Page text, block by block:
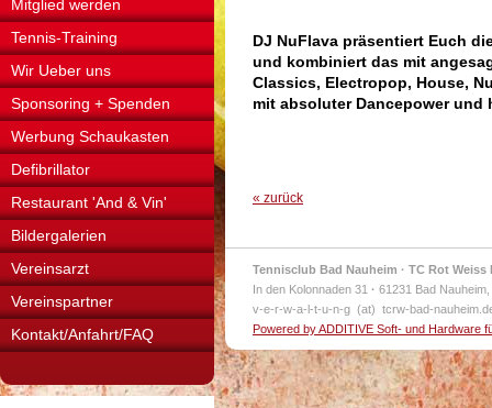
Mitglied werden
Tennis-Training
Wir Ueber uns
Sponsoring + Spenden
Werbung Schaukasten
Defibrillator
Restaurant 'And & Vin'
Bildergalerien
Vereinsarzt
Vereinspartner
Kontakt/Anfahrt/FAQ
DJ NuFlava präsentiert Euch
und kombiniert das mit
Classics, Electropop, House,
mit absoluter Dancepower und
« zurück
Tennisclub Bad Nauheim · TC Rot Weiss
In den Kolonnaden 31 · 61231 Bad
v-e-r-w-a-l-t-u-n-g (at) tcrw-bad-
Powered by ADDITIVE Soft- und Hardware